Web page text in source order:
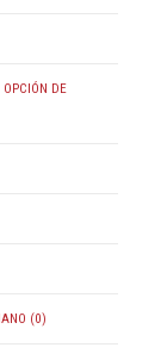
OPCIÓN DE
(0)